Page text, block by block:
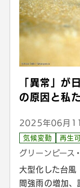
「異常」が
の原因と私
2025年06月
気候変動 再生
グリーンピース
大型化した台風
間強雨の増加、